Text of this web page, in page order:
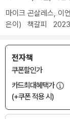
마이크 곤살레스, 이
은이) 책갈피
전자책
쿠폰할인가
카드최대혜택가
(+쿠폰 적용 시)